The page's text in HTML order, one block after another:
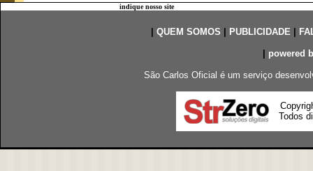
indique nosso site
QUEM SOMOS PUBLICIDADE|
powered
São Carlos Oficial é um serviço
Todos